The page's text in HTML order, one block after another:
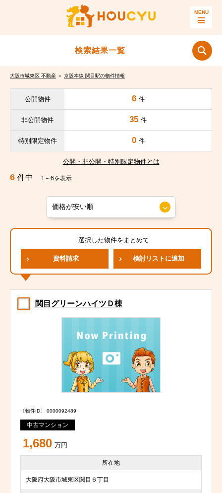
検索結果一覧
大阪市城東区 不動産 ＞ 京阪本線 関目駅の物件情報
公開物件 6 件
非公開物件 35 件
特別限定物件 0 件
公開・非公開・特別限定物件とは
6 件中 1～6を表示
選択した物件をまとめて
資料請求 検討リストに追加
関目グリーンハイツＤ棟
〔物件ID〕 0000092489
中古マンション
1,680 万円
所在地
大阪府大阪市城東区関目６丁目